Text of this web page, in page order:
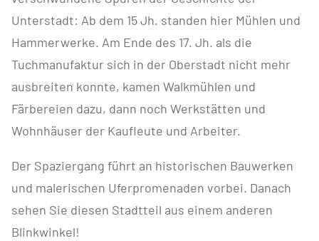
Unterstadt: Ab dem 15 Jh. standen hier Mühlen und
Hammerwerke. Am Ende des 17. Jh. als die
Tuchmanufaktur sich in der Oberstadt nicht mehr
ausbreiten konnte, kamen Walkmühlen und
Färbereien dazu, dann noch Werkstätten und
Wohnhäuser der Kaufleute und Arbeiter.
Der Spaziergang führt an historischen Bauwerken
und malerischen Uferpromenaden vorbei. Danach
sehen Sie diesen Stadtteil aus einem anderen
Blinkwinkel!